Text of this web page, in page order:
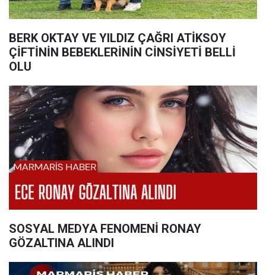
BERK OKTAY VE YILDIZ ÇAĞRI ATİKSOY
ÇİFTİNİN BEBEKLERİNİN CİNSİYETİ BELLİ
OLU
SOSYAL MEDYA FENOMENİ RONAY
GÖZALTINA ALINDI